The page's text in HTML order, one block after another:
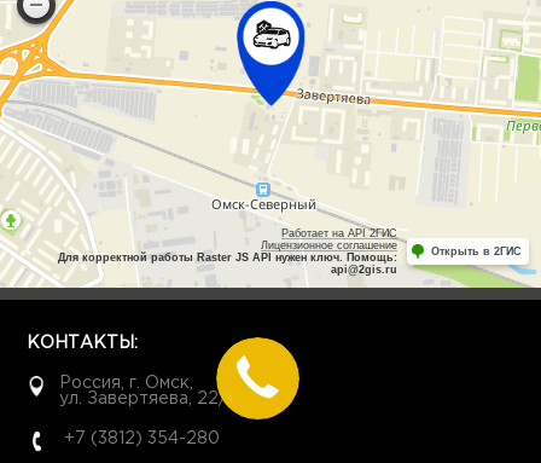
Работает на API 2ГИС
Лицензионное соглашение
Для корректной работы Raster JS API нужен ключ. Помощь:
api@2gis.ru
Открыть в 2ГИС
КОНТАКТЫ:
Россия, г. Омск,
ул. Завертяева, 22/1
+7 (3812) 354-280